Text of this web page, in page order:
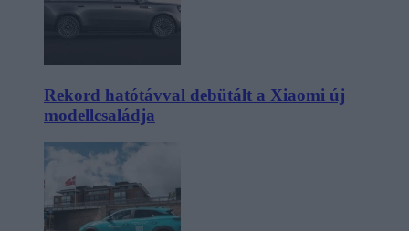
Rekord hatótávval debütált a Xiaomi új
modellcsaládja